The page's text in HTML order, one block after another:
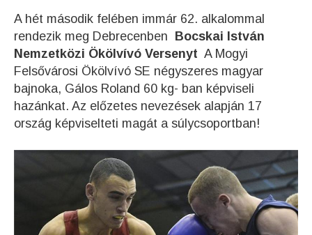
A hét második felében immár 62. alkalommal
rendezik meg Debrecenben
Bocskai István
Nemzetközi Ökölvívó Versenyt A Mogyi
Felsővárosi Ökölvívó SE négyszeres magyar
bajnoka, Gálos Roland 60 kg- ban képviseli
hazánkat. Az előzetes nevezések alapján 17
ország képviselteti magát a súlycsoportban!